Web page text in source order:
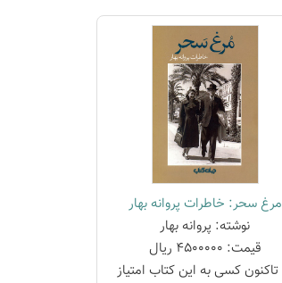
مرغ سحر: خاطرات پروانه بهار
نوشته: پروانه بهار
قیمت: 4500000 ریال